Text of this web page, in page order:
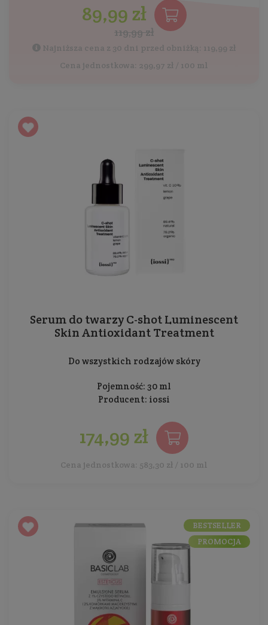
89,99 zł
119,99 zł
Najniższa cena z 30 dni przed obniżką: 119,99 zł
Cena jednostkowa: 299,97 zł / 100 ml
Serum do twarzy C-shot Luminescent
Skin Antioxidant Treatment
Do wszystkich rodzajów skóry
Pojemność: 30 ml
Producent: iossi
174,99 zł
Cena jednostkowa: 583,30 zł / 100 ml
BESTSELLER
PROMOCJA